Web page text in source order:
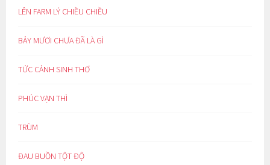
LÊN FARM LÝ CHIỀU CHIỀU
BẢY MƯƠI CHƯA ĐÃ LÀ GÌ
TỨC CẢNH SINH THƠ
PHÚC VẠN THÌ
TRÙM
ĐAU BUỒN TỘT ĐỘ